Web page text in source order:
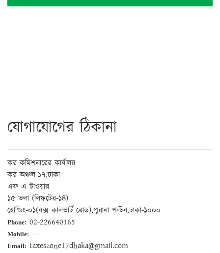
যোগাযোগের ঠিকানা
কর কমিশনারের কার্যালয়
কর অঞ্চল-১৭,ঢাকা
এফ এ টাওয়ার
১৫ তলা (লিফটের-১৪)
হোল্ডিং-০১(বক্স কালভার্ট রোড),পুরানা পল্টন,ঢাকা-১০০০
Phone: 02-226640165
Mobile: ----
Email: taxeszone17dhaka@gmail.com